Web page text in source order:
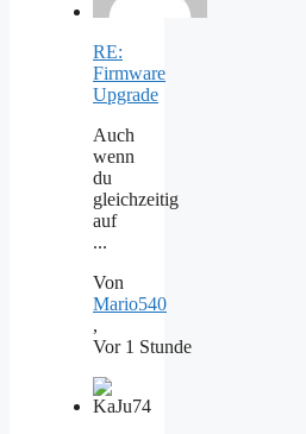
RE:
Firmware
Upgrade
Auch
wenn
du
gleichzeitig
auf
...
Von
Mario540
,
Vor 1 Stunde